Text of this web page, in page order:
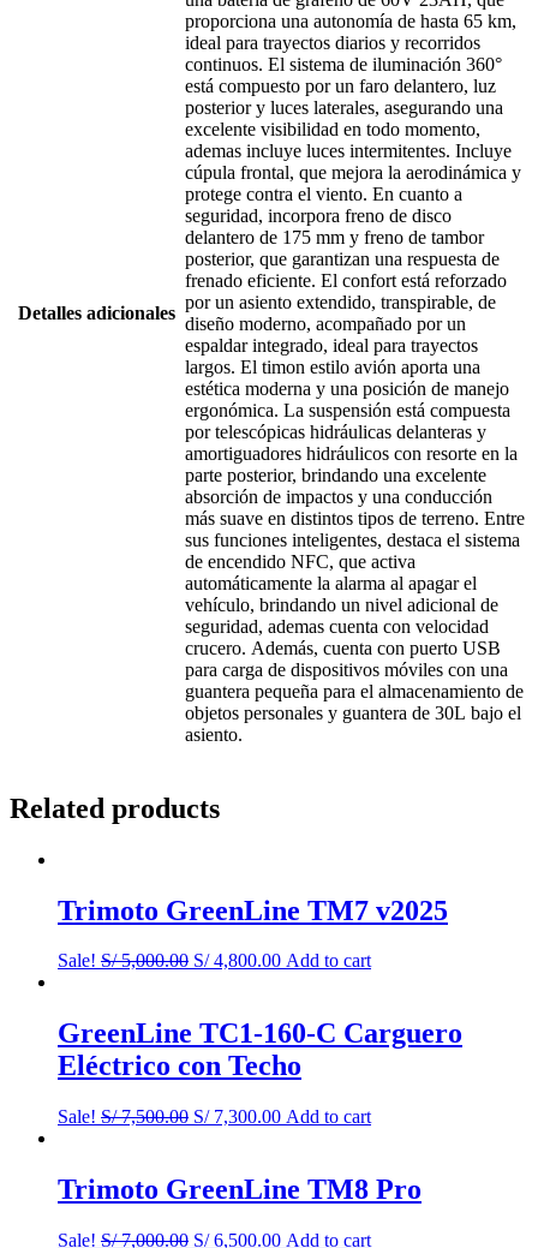
Detalles adicionales
proporciona una autonomía de hasta 65 km,
ideal para trayectos diarios y recorridos
continuos. El sistema de iluminación 360°
está compuesto por un faro delantero, luz
posterior y luces laterales, asegurando una
excelente visibilidad en todo momento,
ademas incluye luces intermitentes. Incluye
cúpula frontal, que mejora la aerodinámica y
protege contra el viento. En cuanto a
seguridad, incorpora freno de disco
delantero de 175 mm y freno de tambor
posterior, que garantizan una respuesta de
frenado eficiente. El confort está reforzado
por un asiento extendido, transpirable, de
diseño moderno, acompañado por un
espaldar integrado, ideal para trayectos
largos. El timon estilo avión aporta una
estética moderna y una posición de manejo
ergonómica. La suspensión está compuesta
por telescópicas hidráulicas delanteras y
amortiguadores hidráulicos con resorte en la
parte posterior, brindando una excelente
absorción de impactos y una conducción
más suave en distintos tipos de terreno. Entre
sus funciones inteligentes, destaca el sistema
de encendido NFC, que activa
automáticamente la alarma al apagar el
vehículo, brindando un nivel adicional de
seguridad, ademas cuenta con velocidad
crucero. Además, cuenta con puerto USB
para carga de dispositivos móviles con una
guantera pequeña para el almacenamiento de
objetos personales y guantera de 30L bajo el
asiento.
Related products
Trimoto GreenLine TM7 v2025
Sale! S/5,000.00 S/4,800.00 Add to cart
GreenLine TC1-160-C Carguero
Eléctrico con Techo
Sale! S/7,500.00 S/7,300.00 Add to cart
Trimoto GreenLine TM8 Pro
Sale! S/7,000.00 S/6,500.00 Add to cart